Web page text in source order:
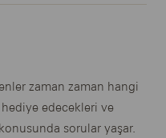
zaman zaman hangi
edecekleri ve
sorular yaşar.